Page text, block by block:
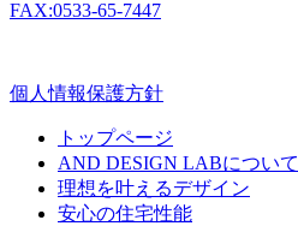
FAX:0533-65-7447
個人情報保護方針
トップページ
AND DESIGN LABについて
理想を叶えるデザイン
安心の住宅性能